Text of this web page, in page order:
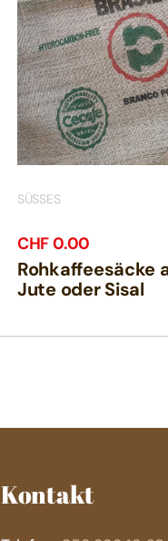
SÜSSES
CHF0.00
Rohkaffeesäcke
Jute oder Sisal
Kontakt